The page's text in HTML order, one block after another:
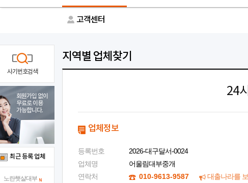
고객센터
지역별 업체찾기
24
업체정보
등록번호
2026-대구달서-0024
업체명
어울림대부중개
연락처
010-9613-9587 대출나라를
사기번호검색
회원가입 없이
무료로 이용
가능합니다.
최근 등록 업체
노란햇살대부